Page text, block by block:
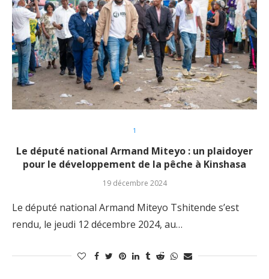
1
Le député national Armand Miteyo : un plaidoyer
pour le développement de la pêche à Kinshasa
19 décembre 2024
Le député national Armand Miteyo Tshitende s’est
rendu, le jeudi 12 décembre 2024, au…